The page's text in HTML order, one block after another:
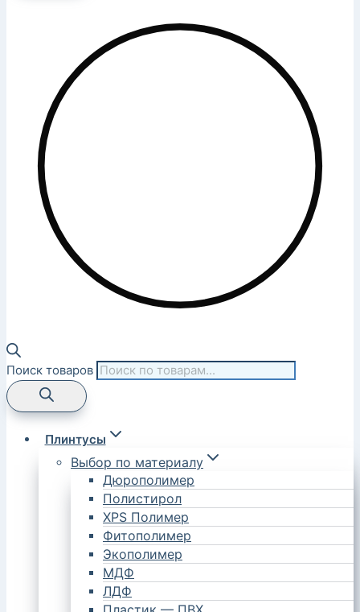
Поиск товаров
Плинтусы
Выбор по материалу
Дюрополимер
Полистирол
XPS Полимер
Фитополимер
Экополимер
МДФ
ЛДФ